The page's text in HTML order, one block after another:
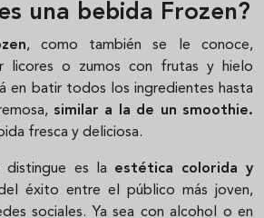
una bebida Frozen?
, como también se le conoce,
licores o zumos con frutas y hielo
en batir todos los ingredientes hasta
similar a la de un smoothie.
fresca y deliciosa.
distingue es la estética colorida y
éxito entre el público más joven,
sociales. Ya sea con alcohol o en